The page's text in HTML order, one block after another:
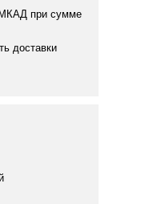
МКАД при сумме
доставки